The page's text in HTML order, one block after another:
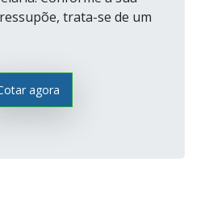
trata-se de um
agora